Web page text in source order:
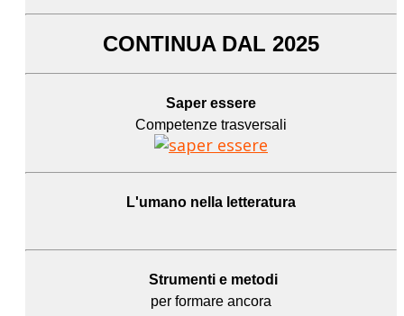
CONTINUA DAL 2025
Saper essere
Competenze trasversali
L'umano nella letteratura
Strumenti e metodi
per formare ancora